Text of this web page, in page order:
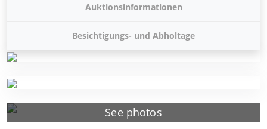
See photos
Auktionsinformationen
Besichtigungs- und Abholtage